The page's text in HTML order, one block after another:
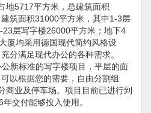
地5717平方米，总建筑面积
筑面积31000平方米，其中1-3层
层写字楼26000平方米；地下4
厦均采用德国现代简约风格设
分满足现代办公的各种需求。
新标准的写字楼项目，平层的面
以根据您的需要，自由分割组
商业及停车场。项目目前已进行到
交付能够投入使用。